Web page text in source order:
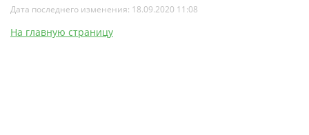
Дата последнего изменения: 18.09.2020 11:08
На главную страницу